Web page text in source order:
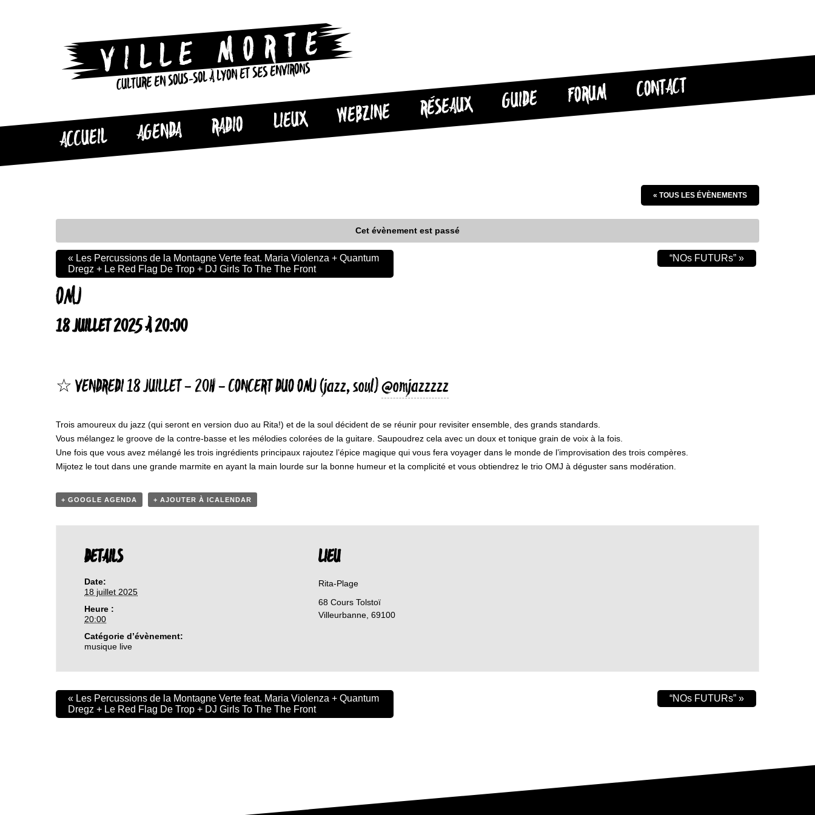
CULTURE EN SOUS-SOL À LYON ET SES ENVIRONS
ACCUEIL AGENDA RADIO LIEUX WEBZINE RÉSEAUX GUIDE FORUM CONTACT
« TOUS LES ÉVÈNEMENTS
Cet évènement est passé
OMJ
18 JUILLET 2025 À 20:00
« Les Percussions de la Montagne Verte feat. Maria Violenza + Quantum
Dregz + Le Red Flag De Trop + DJ Girls To The The Front
“NOs FUTURs” »
☆ VENDREDI 18 JUILLET – 20H – CONCERT DUO OMJ (jazz, soul)@omjazzzzz
Trois amoureux du jazz (qui seront en version duo au Rita!) et de la soul décident de se réunir pour revisiter ensemble, des grands standards.
Vous mélangez le groove de la contre-basse et les mélodies colorées de la guitare. Saupoudrez cela avec un doux et tonique grain de voix à la fois.
Une fois que vous avez mélangé les trois ingrédients principaux rajoutez l’épice magique qui vous fera voyager dans le monde de l’improvisation des trois compères.
Mijotez le tout dans une grande marmite en ayant la main lourde sur la bonne humeur et la complicité et vous obtiendrez le trio OMJ à déguster sans modération.
+ GOOGLE AGENDA + AJOUTER À ICALENDAR
DETAILS
Date:
18 juillet 2025
Heure :
20:00
Catégorie d’évènement:
musique live
LIEU
Rita-Plage
68 Cours Tolstoï
Villeurbanne 69100
« Les Percussions de la Montagne Verte feat. Maria Violenza + Quantum
Dregz + Le Red Flag De Trop + DJ Girls To The The Front
“NOs FUTURs” »